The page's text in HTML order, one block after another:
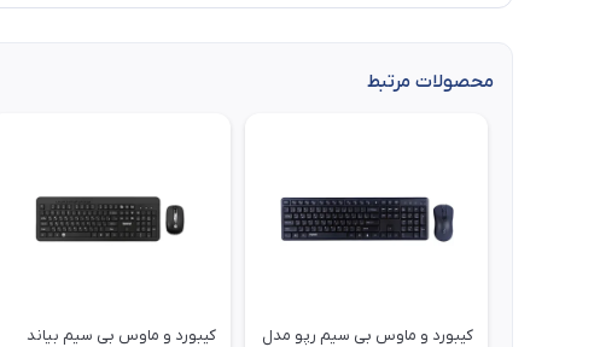
محصولات مرتبط
کیبورد و ماوس بی سیم رپو مدل
کیبورد و ماوس بی سیم بیاند